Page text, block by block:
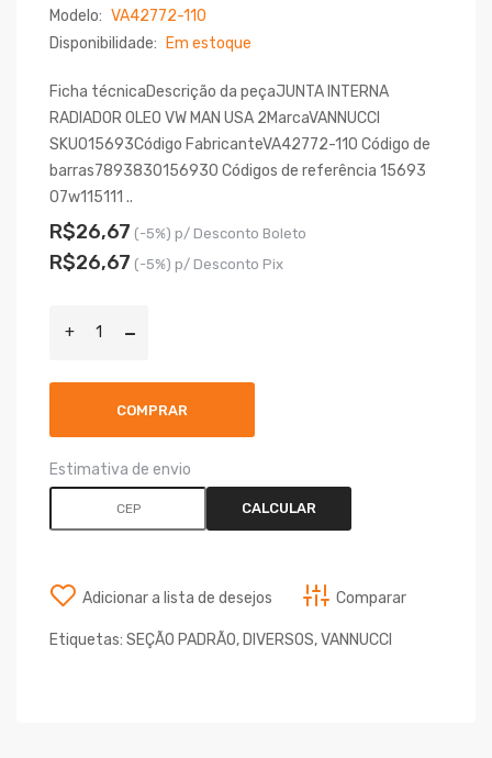
Modelo: VA42772-110
Disponibilidade:
Em estoque
Ficha técnicaDescrição da peçaJUNTA INTERNA
RADIADOR OLEO VW MAN USA 2MarcaVANNUCCI
SKU015693Código FabricanteVA42772-110 Código de
barras7893830156930 Códigos de referência 15693
07w115111 ..
R$26,67 (-5%) p/ Desconto Boleto
R$26,67 (-5%) p/ Desconto Pix
COMPRAR
Estimativa de envio
CALCULAR
Adicionar a lista de desejos Comparar
Etiquetas: SEÇÃO PADRÃO, DIVERSOS,VANNUCCI